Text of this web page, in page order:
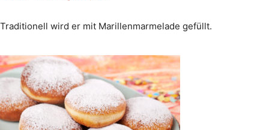
Traditionell wird er mit Marillenmarmelade gefüllt.